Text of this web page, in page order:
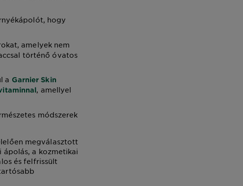
hogy
amelyek nem
történő óvatos
a Garnier Skin
, amellyel
módszerek
megválasztott
a kozmetikai
és felfrissült